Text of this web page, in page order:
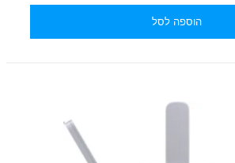
הוספה לסל